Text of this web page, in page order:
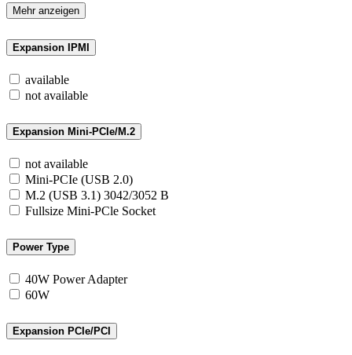
Mehr anzeigen
Expansion IPMI
available
not available
Expansion Mini-PCIe/M.2
not available
Mini-PCIe (USB 2.0)
M.2 (USB 3.1) 3042/3052 B
Fullsize Mini-PCle Socket
Power Type
40W Power Adapter
60W
Expansion PCIe/PCI